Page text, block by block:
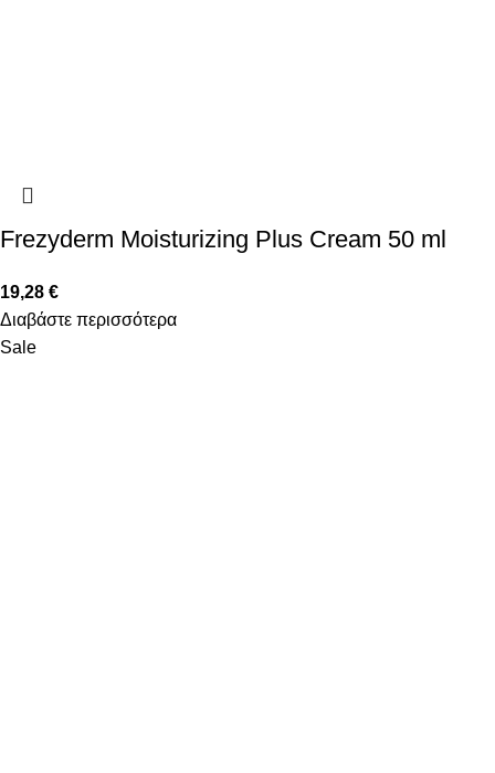
Frezyderm Moisturizing Plus Cream 50 ml
19,28 €
Διαβάστε περισσότερα
Sale